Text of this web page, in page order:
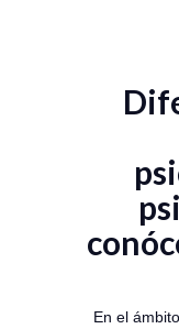
En el